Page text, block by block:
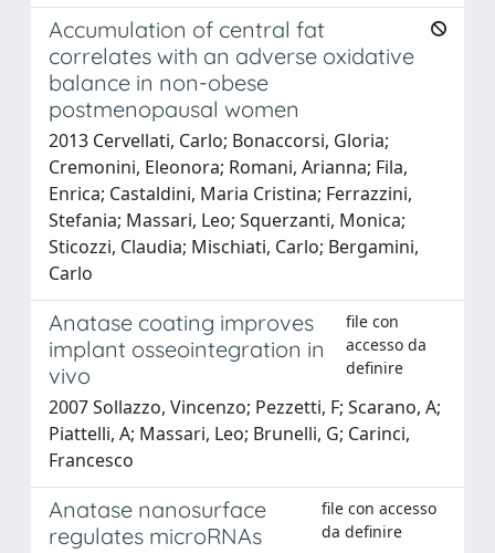
Accumulation of central fat
correlates with an adverse oxidative
balance in non-obese
postmenopausal women
2013 Cervellati, Carlo; Bonaccorsi, Gloria;
Cremonini, Eleonora; Romani, Arianna; Fila,
Enrica; Castaldini, Maria Cristina; Ferrazzini,
Stefania; Massari, Leo; Squerzanti, Monica;
Sticozzi, Claudia; Mischiati, Carlo; Bergamini,
Carlo
Anatase coating improves
implant osseointegration in
vivo
file con
accesso da
definire
2007 Sollazzo, Vincenzo; Pezzetti, F; Scarano, A;
Piattelli, A; Massari, Leo; Brunelli, G; Carinci,
Francesco
Anatase nanosurface
regulates microRNAs
file con accesso
da definire